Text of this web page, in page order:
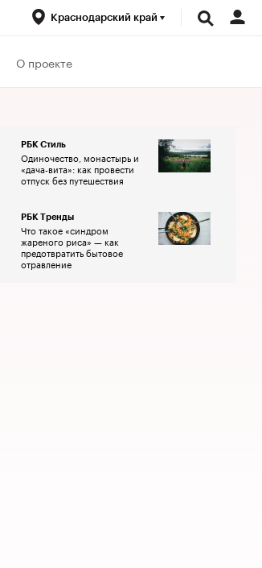
Краснодарский край
О проекте
РБК Стиль
Одиночество, монастырь и
«дача-вита»: как провести
отпуск без путешествия
РБК Тренды
Что такое «синдром
жареного риса» — как
предотвратить бытовое
отравление